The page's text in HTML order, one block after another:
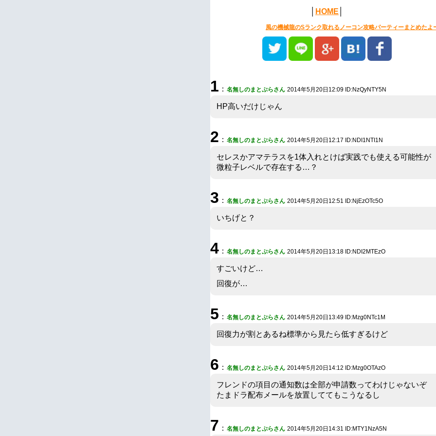
HOME
風の機械龍のSランク取れるノーコン攻略パーティーまとめたよ
1 ： 名無しのまとぷらさん 2014年5月20日12:09 ID:NzQyNTY5N
HP高いだけじゃん
2 ： 名無しのまとぷらさん 2014年5月20日12:17 ID:NDI1NTI1N
セレスかアマテラスを1体入れとけば実践でも使える可能性が
微粒子レベルで存在する…？
3 ： 名無しのまとぷらさん 2014年5月20日12:51 ID:NjEzOTc5O
いちげと？
4 ： 名無しのまとぷらさん 2014年5月20日13:18 ID:NDI2MTEzO
すごいけど…
回復が…
5 ： 名無しのまとぷらさん 2014年5月20日13:49 ID:Mzg0NTc1M
回復力が割とあるね標準から見たら低すぎるけど
6 ： 名無しのまとぷらさん 2014年5月20日14:12 ID:Mzg0OTAzO
フレンドの項目の通知数は全部が申請数ってわけじゃないぞ
たまドラ配布メールを放置しててもこうなるし
7 ： 名無しのまとぷらさん 2014年5月20日14:31 ID:MTY1NzA5N